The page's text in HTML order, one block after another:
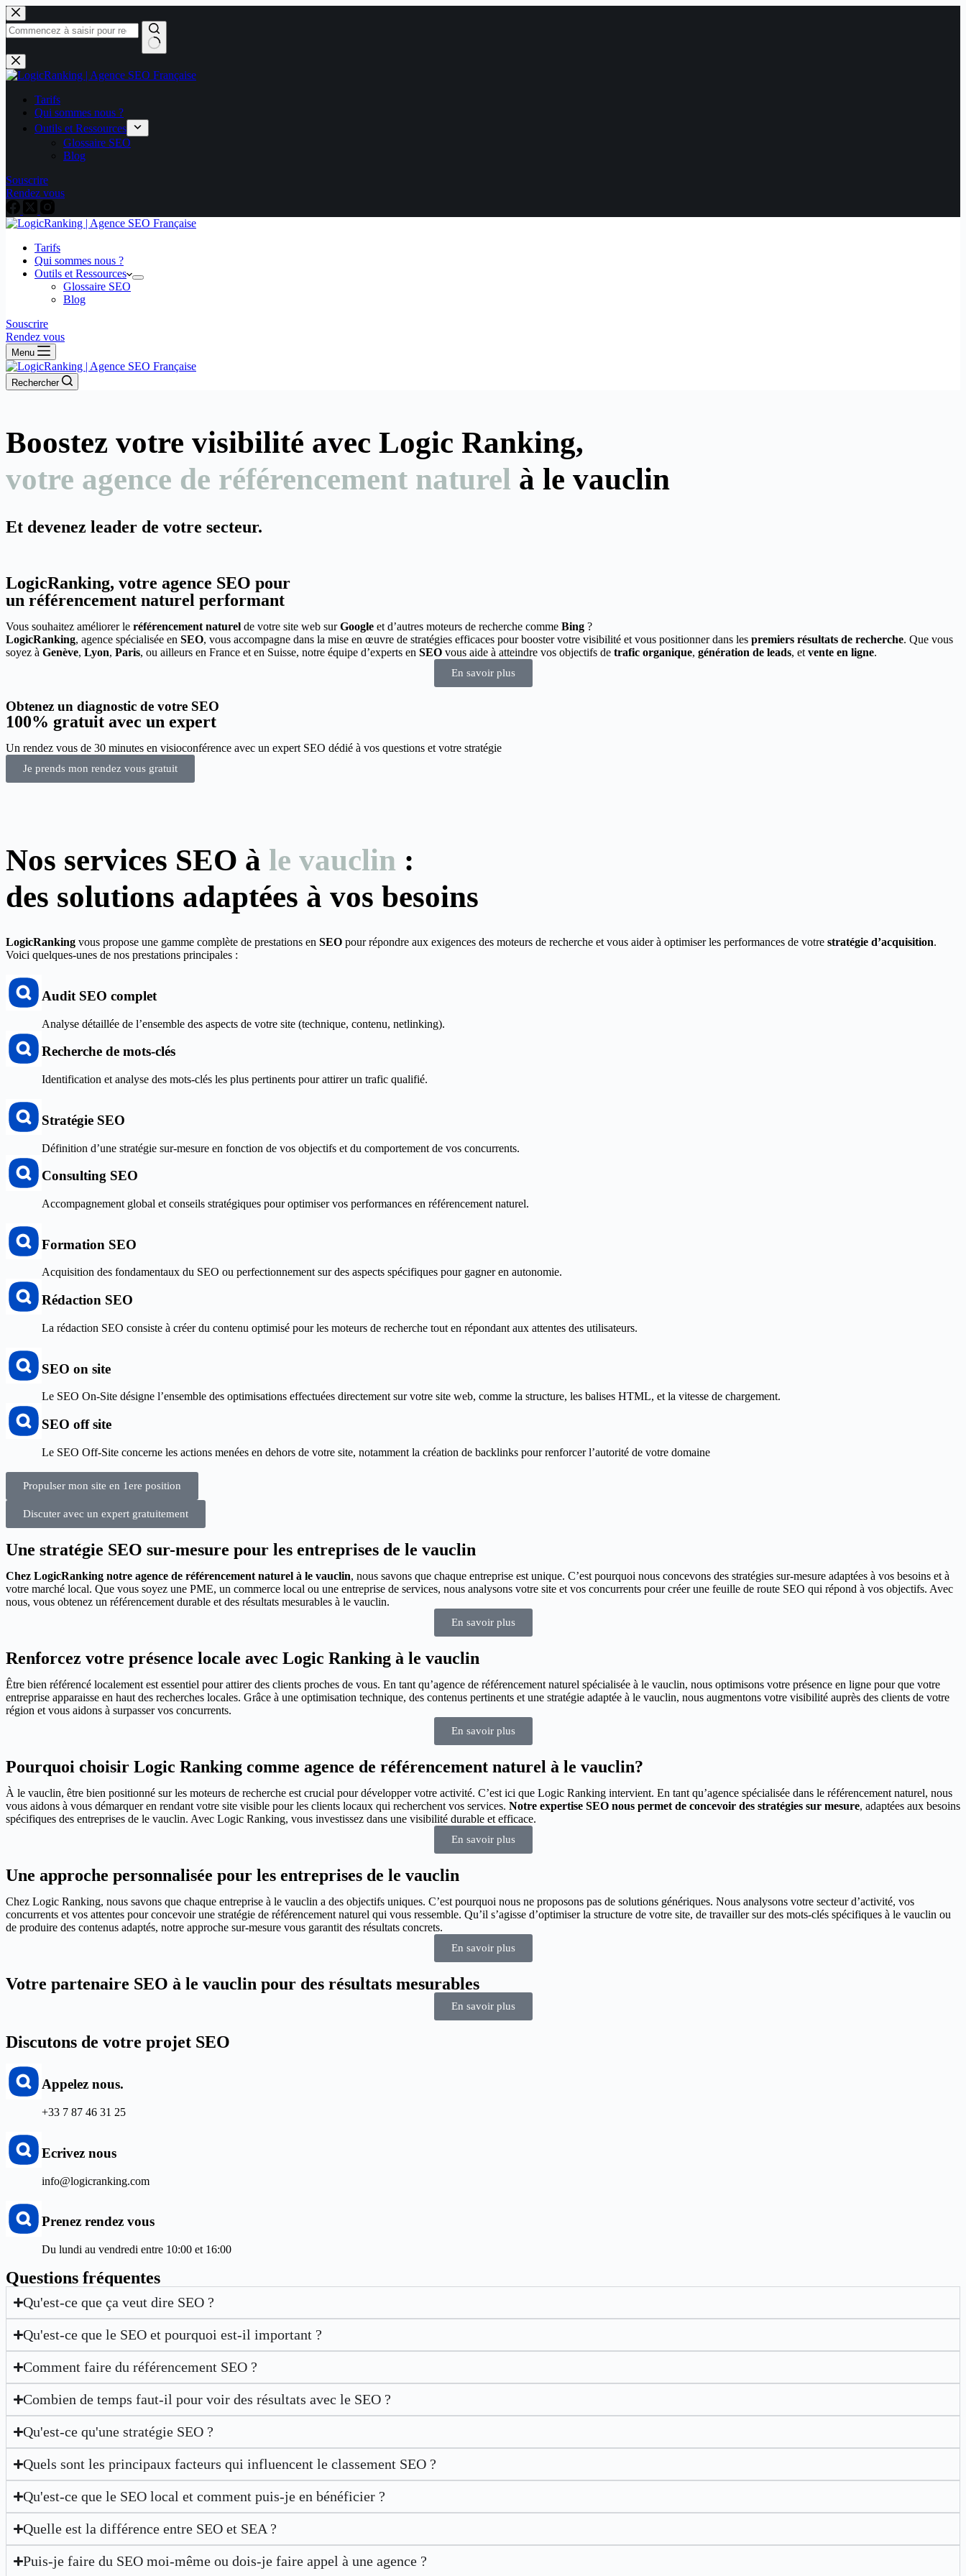
Tarifs
Qui sommes nous ?
Outils et Ressources
Glossaire SEO
Blog
Souscrire
Rendez vous
Tarifs
Qui sommes nous ?
Outils et Ressources
Glossaire SEO
Blog
Souscrire
Rendez vous
Menu
Rechercher
Boostez votre visibilité avec Logic Ranking,
votre agence de référencement naturel à le vauclin
Et devenez leader de votre secteur.
LogicRanking, votre agence SEO pour
un référencement naturel performant
Vous souhaitez améliorer le référencement naturel de votre site web surGoogle et d’autres moteurs de recherche comme Bing ?
LogicRanking, agence spécialisée en SEO, vous accompagne dans la mise en œuvre de stratégies efficaces pour booster votre visibilité et vous positionner dans les premiers résultats de recherche. Que vous
soyez à Genève, Lyon, Paris, ou ailleurs en France et en Suisse, notre équipe d’experts en SEO vous aide à atteindre vos objectifs de trafic organique, génération de leads, et vente en ligne.
En savoir plus
Obtenez un diagnostic de votre SEO
100% gratuit avec un expert
Un rendez vous de 30 minutes en visioconférence avec un expert SEO dédié à vos questions et votre stratégie
Je prends mon rendez vous gratuit
Nos services SEO à le vauclin :
des solutions adaptées à vos besoins
LogicRanking vous propose une gamme complète de prestations en SEO pour répondre aux exigences des moteurs de recherche et vous aider à optimiser les performances de votre stratégie d’acquisition.
Voici quelques-unes de nos prestations principales :
Audit SEO complet
Analyse détaillée de l’ensemble des aspects de votre site (technique, contenu, netlinking).
Recherche de mots-clés
Identification et analyse des mots-clés les plus pertinents pour attirer un trafic qualifié.
Stratégie SEO
Définition d’une stratégie sur-mesure en fonction de vos objectifs et du comportement de vos concurrents.
Consulting SEO
Accompagnement global et conseils stratégiques pour optimiser vos performances en référencement naturel.
Formation SEO
Acquisition des fondamentaux du SEO ou perfectionnement sur des aspects spécifiques pour gagner en autonomie.
Rédaction SEO
La rédaction SEO consiste à créer du contenu optimisé pour les moteurs de recherche tout en répondant aux attentes des utilisateurs.
SEO on site
Le SEO On-Site désigne l’ensemble des optimisations effectuées directement sur votre site web, comme la structure, les balises HTML, et la vitesse de chargement.
SEO off site
Le SEO Off-Site concerne les actions menées en dehors de votre site, notamment la création de backlinks pour renforcer l’autorité de votre domaine
Propulser mon site en 1ere position
Discuter avec un expert gratuitement
Une stratégie SEO sur-mesure pour les entreprises de le vauclin
Chez LogicRanking notre agence de référencement naturel à le vauclin, nous savons que chaque entreprise est unique. C’est pourquoi nous concevons des stratégies sur-mesure adaptées à vos besoins et à
votre marché local. Que vous soyez une PME, un commerce local ou une entreprise de services, nous analysons votre site et vos concurrents pour créer une feuille de route SEO qui répond à vos objectifs. Avec
nous, vous obtenez un référencement durable et des résultats mesurables à le vauclin.
En savoir plus
Renforcez votre présence locale avec Logic Ranking à le vauclin
Être bien référencé localement est essentiel pour attirer des clients proches de vous. En tant qu’agence de référencement naturel spécialisée à le vauclin, nous optimisons votre présence en ligne pour que votre
entreprise apparaisse en haut des recherches locales. Grâce à une optimisation technique, des contenus pertinents et une stratégie adaptée à le vauclin, nous augmentons votre visibilité auprès des clients de votre
région et vous aidons à surpasser vos concurrents.
En savoir plus
Pourquoi choisir Logic Ranking comme agence de référencement naturel à le vauclin?
À le vauclin, être bien positionné sur les moteurs de recherche est crucial pour développer votre activité. C’est ici que Logic Ranking intervient. En tant qu’agence spécialisée dans le référencement naturel, nous
vous aidons à vous démarquer en rendant votre site visible pour les clients locaux qui recherchent vos services. Notre expertise SEO nous permet de concevoir des stratégies sur mesure, adaptées aux besoins
spécifiques des entreprises de le vauclin. Avec Logic Ranking, vous investissez dans une visibilité durable et efficace.
En savoir plus
Une approche personnalisée pour les entreprises de le vauclin
Chez Logic Ranking, nous savons que chaque entreprise à le vauclin a des objectifs uniques. C’est pourquoi nous ne proposons pas de solutions génériques. Nous analysons votre secteur d’activité, vos
concurrents et vos attentes pour concevoir une stratégie de référencement naturel qui vous ressemble. Qu’il s’agisse d’optimiser la structure de votre site, de travailler sur des mots-clés spécifiques à le vauclin ou
de produire des contenus adaptés, notre approche sur-mesure vous garantit des résultats concrets.
En savoir plus
Votre partenaire SEO à le vauclin pour des résultats mesurables
En savoir plus
Discutons de votre projet SEO
Appelez nous.
+33 7 87 46 31 25
Ecrivez nous
info@logicranking.com
Prenez rendez vous
Du lundi au vendredi entre 10:00 et 16:00
Questions fréquentes
Qu'est-ce que ça veut dire SEO ?
Qu'est-ce que le SEO et pourquoi est-il important ?
Comment faire du référencement SEO ?
Combien de temps faut-il pour voir des résultats avec le SEO ?
Qu'est-ce qu'une stratégie SEO ?
Quels sont les principaux facteurs qui influencent le classement SEO ?
Qu'est-ce que le SEO local et comment puis-je en bénéficier ?
Quelle est la différence entre SEO et SEA ?
Puis-je faire du SEO moi-même ou dois-je faire appel à une agence ?